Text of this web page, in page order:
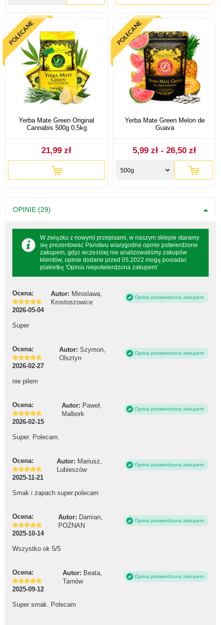
Yerba Mate Green Original
Cannabis 500g 0,5kg
21,99 zł
Yerba Mate Green Melon de
Guava
5,99 zł - 26,50 zł
500g
OPINIE (29)
W związku z nowymi przepisami, w naszym sklepie staramy
się prezentować Państwu wiarygodne opinie potwierdzone
zakupem, gdyż wcześniej nie analizowaliśmy zakupów
klientów, opinie dodane przed 05.2022 mogą posiadać
plakietkę 'Opinia niepotwierdzona zakupem'
Ocena: Autor: Miroslawa,
Krostoszowice
Opinia potwierdzona zakupem
2026-05-04
Super
Ocena: Autor: Szymon,
Olsztyn
Opinia potwierdzona zakupem
2026-02-27
nie pilem
Ocena: Autor: Paweł,
Malbork
Opinia potwierdzona zakupem
2026-02-15
Super. Polecam.
Ocena: Autor: Mariusz,
Lubieszów
Opinia potwierdzona zakupem
2025-11-21
Smak i zapach super.polecam
Ocena: Autor: Damian,
POZNAN
Opinia potwierdzona zakupem
2025-10-14
Wszystko ok 5/5
Ocena: Autor: Beata,
Tarnów
Opinia potwierdzona zakupem
2025-09-12
Super smak. Polecam